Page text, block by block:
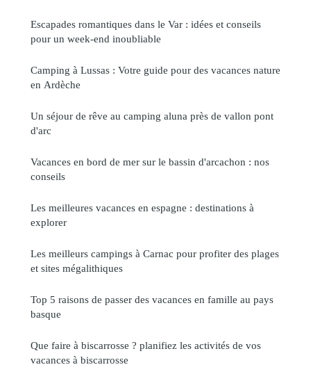
Escapades romantiques dans le Var : idées et conseils
pour un week-end inoubliable
Camping à Lussas : Votre guide pour des vacances nature
en Ardèche
Un séjour de rêve au camping aluna près de vallon pont
d'arc
Vacances en bord de mer sur le bassin d'arcachon : nos
conseils
Les meilleures vacances en espagne : destinations à
explorer
Les meilleurs campings à Carnac pour profiter des plages
et sites mégalithiques
Top 5 raisons de passer des vacances en famille au pays
basque
Que faire à biscarrosse ? planifiez les activités de vos
vacances à biscarrosse